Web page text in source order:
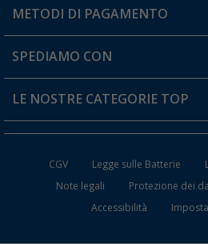
Il mio Account
Carta fedeltà Berger
Informazioni sulla spedizione
Resi
FAQ e Contatti
METODI DI PAGAMENTO
SPEDIAMO CON
LE NOSTRE CATEGORIE TOP
Mobili per il Campeggio
CGV Legge sulle Batterie
Note legali
Protezione dei
Accessibilità